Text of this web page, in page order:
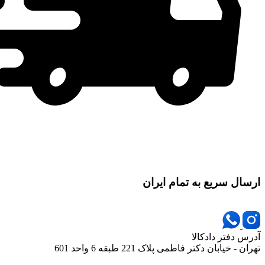
ارسال سریع به تمام ایران
آدرس دفتر دادکالا
تهران - خیابان دکتر فاطمی پلاک 221 طبقه 6 واحد 601